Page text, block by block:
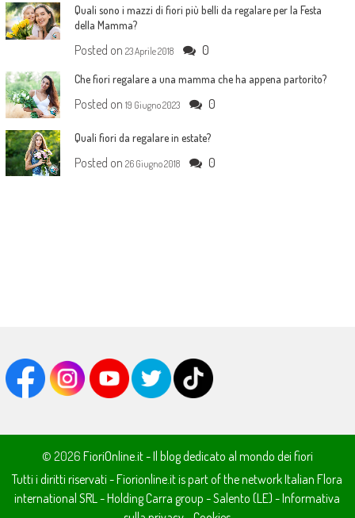
Quali sono i mazzi di fiori più belli da regalare per la Festa
della Mamma?
Posted on 23 Aprile 2018 0
Che fiori regalare a una mamma che ha appena partorito?
Posted on 19 Giugno 2023 0
Quali fiori da regalare in estate?
Posted on 26 Giugno 2018 0
© 2026 FioriOnline.it - Il blog dedicato al mondo dei fiori
Tutti i diritti riservati - Fiorionline.it is part of the networkItalian Flora
international SRL - HoldingCarra group -Salento (LE) -Informativa